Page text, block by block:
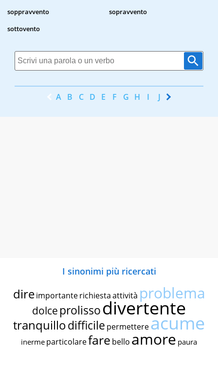
soppravvento
sopravvento
sottovento
A B C D E F G H I J K
I sinonimi più ricercati
dire importante richiestaattività problema
dolce prolissodivertente
tranquillodifficile permettereacume
inerme particolarefare bello amore paura